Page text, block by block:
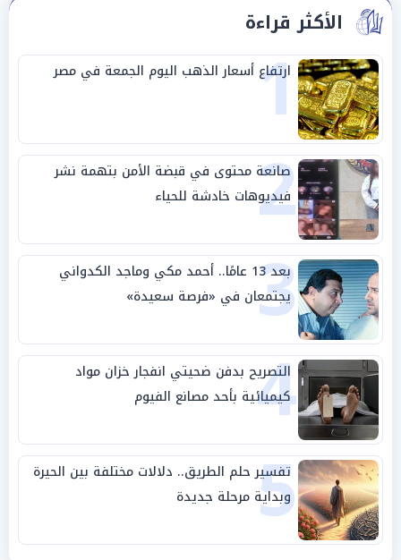
الأكثر قراءة
1
ارتفاع أسعار الذهب اليوم الجمعة في مصر
2
صانعة محتوى في قبضة الأمن بتهمة نشر
فيديوهات خادشة للحياء
3 بعد 13 عامًا.. أحمد مكي وماجد الكدواني
يجتمعان في «فرصة سعيدة»
4
التصريح بدفن ضحيتي انفجار خزان مواد
كيميائية بأحد مصانع الفيوم
5
تفسير حلم الطريق.. دلالات مختلفة بين الحيرة
وبداية مرحلة جديدة